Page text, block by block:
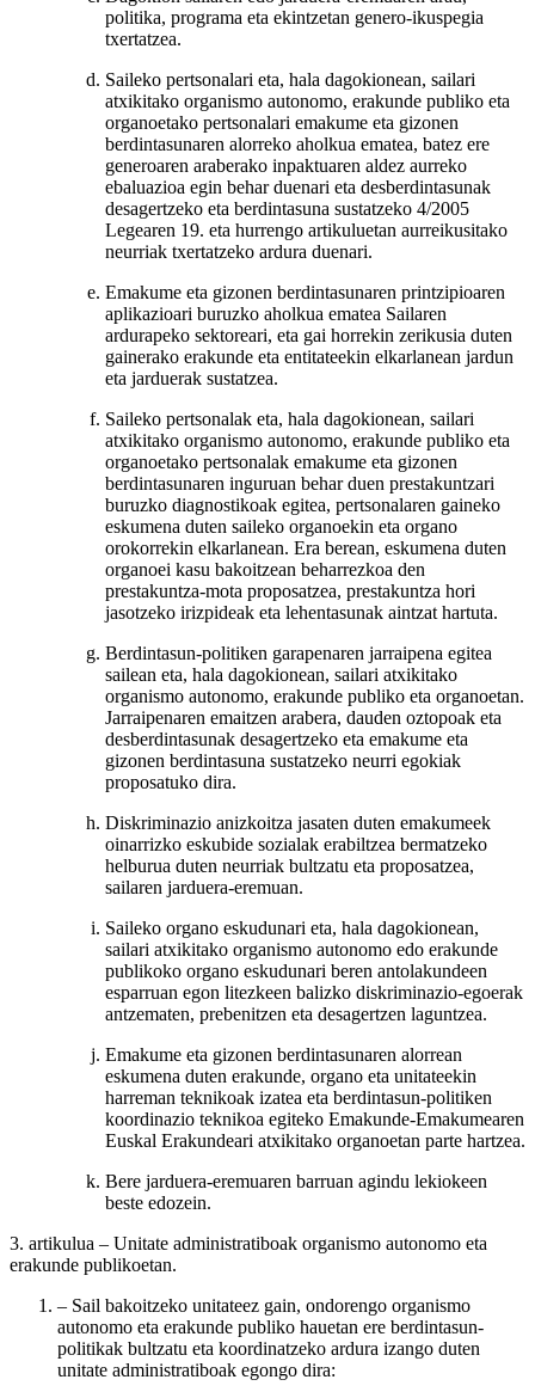
politika, programa eta ekintzetan genero-ikuspegia
txertatzea.
Saileko pertsonalari eta, hala dagokionean, sailari
atxikitako organismo autonomo, erakunde publiko eta
organoetako pertsonalari emakume eta gizonen
berdintasunaren alorreko aholkua ematea, batez ere
generoaren araberako inpaktuaren aldez aurreko
ebaluazioa egin behar duenari eta desberdintasunak
desagertzeko eta berdintasuna sustatzeko 4/2005
Legearen 19. eta hurrengo artikuluetan aurreikusitako
neurriak txertatzeko ardura duenari.
Emakume eta gizonen berdintasunaren printzipioaren
aplikazioari buruzko aholkua ematea Sailaren
ardurapeko sektoreari, eta gai horrekin zerikusia duten
gainerako erakunde eta entitateekin elkarlanean jardun
eta jarduerak sustatzea.
Saileko pertsonalak eta, hala dagokionean, sailari
atxikitako organismo autonomo, erakunde publiko eta
organoetako pertsonalak emakume eta gizonen
berdintasunaren inguruan behar duen prestakuntzari
buruzko diagnostikoak egitea, pertsonalaren gaineko
eskumena duten saileko organoekin eta organo
orokorrekin elkarlanean. Era berean, eskumena duten
organoei kasu bakoitzean beharrezkoa den
prestakuntza-mota proposatzea, prestakuntza hori
jasotzeko irizpideak eta lehentasunak aintzat hartuta.
Berdintasun-politiken garapenaren jarraipena egitea
sailean eta, hala dagokionean, sailari atxikitako
organismo autonomo, erakunde publiko eta organoetan.
Jarraipenaren emaitzen arabera, dauden oztopoak eta
desberdintasunak desagertzeko eta emakume eta
gizonen berdintasuna sustatzeko neurri egokiak
proposatuko dira.
Diskriminazio anizkoitza jasaten duten emakumeek
oinarrizko eskubide sozialak erabiltzea bermatzeko
helburua duten neurriak bultzatu eta proposatzea,
sailaren jarduera-eremuan.
Saileko organo eskudunari eta, hala dagokionean,
sailari atxikitako organismo autonomo edo erakunde
publikoko organo eskudunari beren antolakundeen
esparruan egon litezkeen balizko diskriminazio-egoerak
antzematen, prebenitzen eta desagertzen laguntzea.
Emakume eta gizonen berdintasunaren alorrean
eskumena duten erakunde, organo eta unitateekin
harreman teknikoak izatea eta berdintasun-politiken
koordinazio teknikoa egiteko Emakunde-Emakumearen
Euskal Erakundeari atxikitako organoetan parte hartzea.
Bere jarduera-eremuaren barruan agindu lekiokeen
beste edozein.
3. artikulua – Unitate administratiboak organismo autonomo eta
erakunde publikoetan.
– Sail bakoitzeko unitateez gain, ondorengo organismo
autonomo eta erakunde publiko hauetan ere berdintasun-
politikak bultzatu eta koordinatzeko ardura izango duten
unitate administratiboak egongo dira: